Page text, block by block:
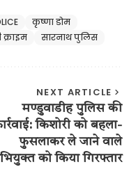
कृष्णा डोम
क्राइम सारनाथ पुलिस
NEXT ARTICLE
मण्डुवाडीह पुलिस की
किशोरी को बहला-
फुसलाकर ले जाने वाले
को किया गिरफ्तार